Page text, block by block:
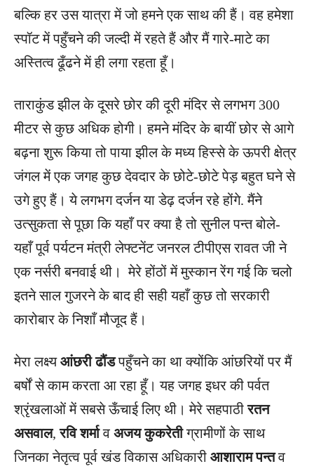
बल्कि हर उस यात्रा में जो हमने एक साथ की हैं। वह हमेशा
स्पॉट में पहुँचने की जल्दी में रहते हैं और मैं गारे-माटे का
अस्तित्व ढूँढने में ही लगा रहता हूँ।
ताराकुंड झील के दूसरे छोर की दूरी मंदिर से लगभग 300
मीटर से कुछ अधिक होगी। हमने मंदिर के बायीं छोर से आगे
बढ़ना शुरू किया तो पाया झील के मध्य हिस्से के ऊपरी क्षेत्र
जंगल में एक जगह कुछ देवदार के छोटे-छोटे पेड़ बहुत घने से
उगे हुए हैं। ये लगभग दर्जन या डेढ़ दर्जन रहे होंगे. मैंने
उत्सुकता से पूछा कि यहाँ पर क्या है तो सुनील पन्त बोले-
यहाँ पूर्व पर्यटन मंत्री लेफ्टनेंट जनरल टीपीएस रावत जी ने
एक नर्सरी बनवाई थी। मेरे होंठों में मुस्कान रेंग गई कि चलो
इतने साल गुजरने के बाद ही सही यहाँ कुछ तो सरकारी
कारोबार के निशाँ मौजूद हैं।
मेरा लक्ष्यआंछरी ढौंडपहुँचने का था क्योंकि आंछरियों पर मैं
बर्षों से काम करता आ रहा हूँ। यह जगह इधर की पर्वत
श्रृंखलाओं में सबसे ऊँचाई लिए थी। मेरे सहपाठीरतन
असवाल,रवि शर्माव अजय कुकरेतीग्रामीणों के साथ
जिनका नेतृत्व पूर्व खंड विकास अधिकारी आशाराम पन्तव